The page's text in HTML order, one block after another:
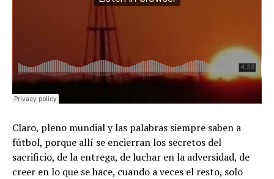
Claro, pleno mundial y las palabras siempre saben a
fútbol, porque allí se encierran los secretos del
sacrificio, de la entrega, de luchar en la adversidad, de
creer en lo que se hace, cuando a veces el resto, solo